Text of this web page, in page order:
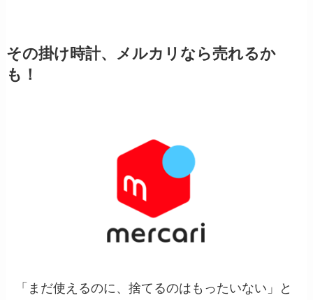
その掛け時計、メルカリなら売れるか
も！
「まだ使えるのに、捨てるのはもったいない」と